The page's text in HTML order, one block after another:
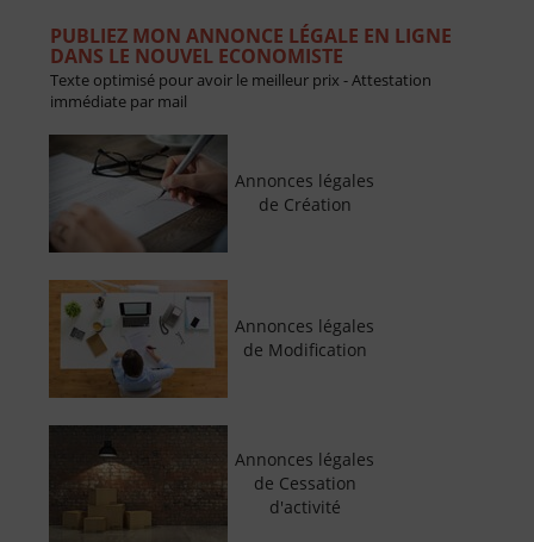
PUBLIEZ MON ANNONCE LÉGALE EN LIGNE
DANS LE NOUVEL ECONOMISTE
Texte optimisé pour avoir le meilleur prix - Attestation
immédiate par mail
Annonces légales
de Création
Annonces légales
de Modification
Annonces légales
de Cessation
d'activité